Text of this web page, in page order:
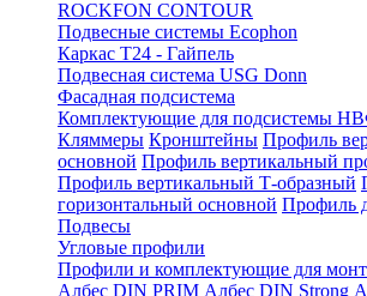
ROCKFON CONTOUR
Подвесные системы Ecophon
Каркас Т24 - Гайпель
Подвесная система USG Donn
Фасадная подсистема
Комплектующие для подсистемы
Кляммеры Кронштейны Профиль
основной Профиль вертикальный
Профиль вертикальный Т-образный
горизонтальный основной Профиль
Подвесы
Угловые профили
Профили и комплектующие для
Албес DIN PRIM Албес DIN Strong